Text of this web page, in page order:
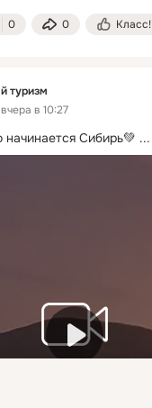
0 0 Класс!
туризм
в 10:27
начинается Сибирь💚 ...